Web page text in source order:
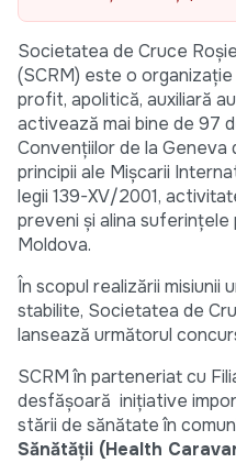
Societatea de Cruce
(SCRM) este o
profit, apolitică, auxiliară
activează mai bine de 97
Convenţiilor de la Geneva
principii ale Mișcarii
legii 139-XV/2001,
preveni şi alina
Moldova.
În scopul realizării misiunii
stabilite, Societatea de
lansează următorul
SCRM în parteneriat cu
desfășoară inițiative
stării de sănătate în
Sănătății (Health